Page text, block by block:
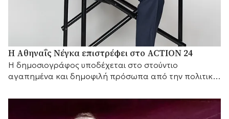
Η Αθηναΐς Νέγκα επιστρέφει στο ACTION 24
H δημοσιογράφος υποδέχεται στο στούντιο
αγαπημένα και δημοφιλή πρόσωπα από την πολιτική